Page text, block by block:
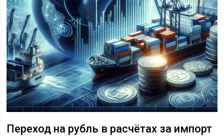
Переход на рубль в расчётах за импорт